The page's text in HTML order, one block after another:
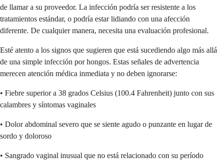
de llamar a su proveedor. La infección podría ser resistente a los
tratamientos estándar, o podría estar lidiando con una afección
diferente. De cualquier manera, necesita una evaluación profesional.
Esté atento a los signos que sugieren que está sucediendo algo más allá
de una simple infección por hongos. Estas señales de advertencia
merecen atención médica inmediata y no deben ignorarse:
• Fiebre superior a 38 grados Celsius (100.4 Fahrenheit) junto con sus
calambres y síntomas vaginales
• Dolor abdominal severo que se siente agudo o punzante en lugar de
sordo y doloroso
• Sangrado vaginal inusual que no está relacionado con su período